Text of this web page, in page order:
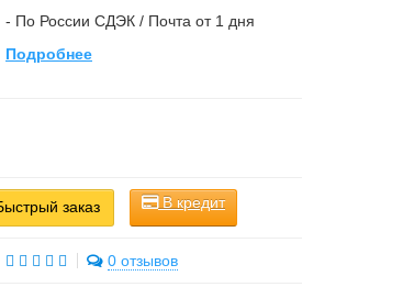
- По России СДЭК / Почта от 1 дня
Подробнее
заказ В кредит
0 отзывов